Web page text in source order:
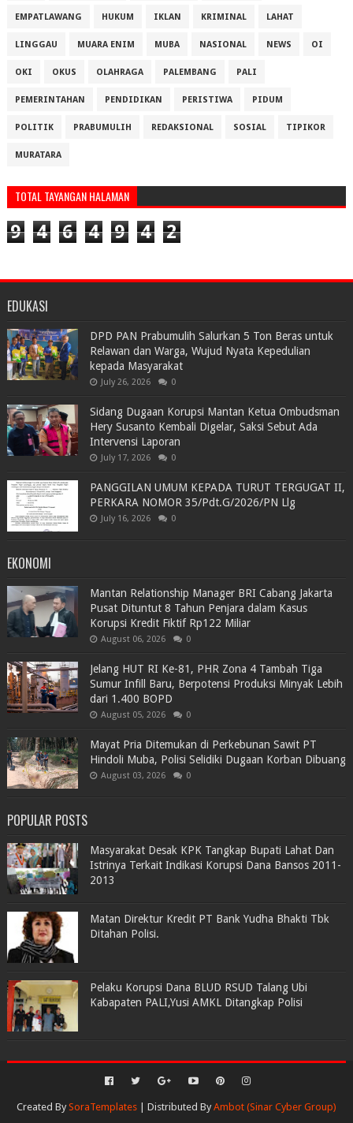
EMPATLAWANG HUKUM IKLAN KRIMINAL LAHAT
LINGGAU MUARA ENIM MUBA NASIONAL NEWS OI
OKI OKUS OLAHRAGA PALEMBANG PALI
PEMERINTAHAN PENDIDIKAN PERISTIWA PIDUM
POLITIK PRABUMULIH REDAKSIONAL SOSIAL TIPIKOR
MURATARA
TOTAL TAYANGAN HALAMAN
9 4 6 4 9 4 2
EDUKASI
DPD PAN Prabumulih Salurkan 5 Ton Beras untuk
Relawan dan Warga, Wujud Nyata Kepedulian
kepada Masyarakat
July 26, 2026 0
Sidang Dugaan Korupsi Mantan Ketua Ombudsman
Hery Susanto Kembali Digelar, Saksi Sebut Ada
Intervensi Laporan
July 17, 2026 0
PANGGILAN UMUM KEPADA TURUT TERGUGAT II,
PERKARA NOMOR 35/Pdt.G/2026/PN Llg
July 16, 2026 0
EKONOMI
Mantan Relationship Manager BRI Cabang Jakarta
Pusat Dituntut 8 Tahun Penjara dalam Kasus
Korupsi Kredit Fiktif Rp122 Miliar
August 06, 2026 0
Jelang HUT RI Ke-81, PHR Zona 4 Tambah Tiga
Sumur Infill Baru, Berpotensi Produksi Minyak Lebih
dari 1.400 BOPD
August 05, 2026 0
Mayat Pria Ditemukan di Perkebunan Sawit PT
Hindoli Muba, Polisi Selidiki Dugaan Korban Dibuang
August 03, 2026 0
POPULAR POSTS
Masyarakat Desak KPK Tangkap Bupati Lahat Dan
Istrinya Terkait Indikasi Korupsi Dana Bansos 2011-
2013
Matan Direktur Kredit PT Bank Yudha Bhakti Tbk
Ditahan Polisi.
Pelaku Korupsi Dana BLUD RSUD Talang Ubi
Kabapaten PALI,Yusi AMKL Ditangkap Polisi
Created By SoraTemplates| Distributed By Ambot (Sinar Cyber Group)